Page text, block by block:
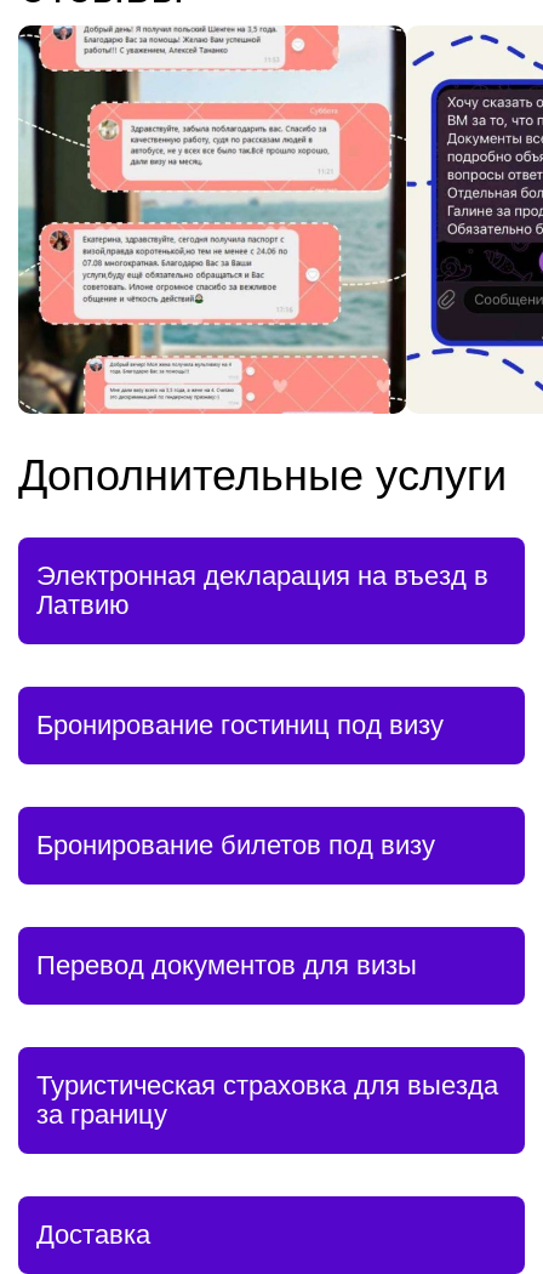
Дополнительные услуги
Электронная декларация на въезд в
Латвию
Бронирование гостиниц под визу
Бронирование билетов под визу
Перевод документов для визы
Туристическая страховка для выезда
за границу
Доставка